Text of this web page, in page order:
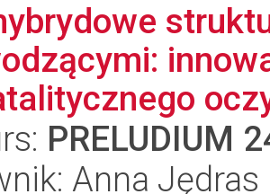
PRELUDIUM
Anna Jędras